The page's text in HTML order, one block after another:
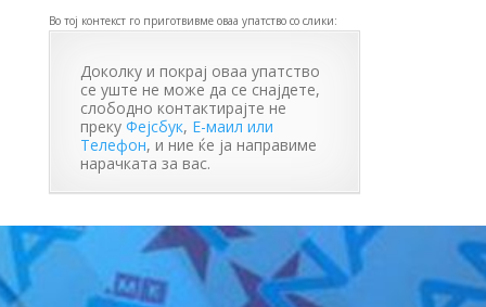
Во тој контекст го приготвивме оваа упатство со слики:
Доколку и покрај оваа упатство
се уште не може да се снајдете,
слободно контактирајте не
преку Фејсбук, Е-маил или
Телефон, и ние ќе ја направиме
нарачката за вас.